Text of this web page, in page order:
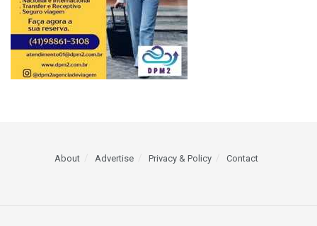
About Advertise Privacy & Policy Contact